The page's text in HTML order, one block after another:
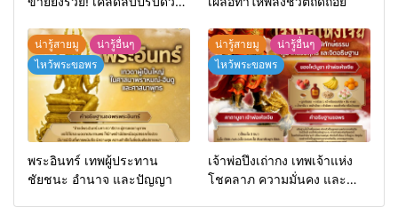
น่ารู้สายมู
น่ารู้อื่นๆ
ไหว้พระขอพร
พระอินทร์ เทพผู้ประทาน
ชัยชนะ อำนาจ และปัญญา
น่ารู้สายมู
น่ารู้อื่นๆ
ไหว้พระขอพร
เจ้าพ่อปึงเถ่ากง เทพเจ้าแห่ง
โชคลาภ ความมั่นคง และ